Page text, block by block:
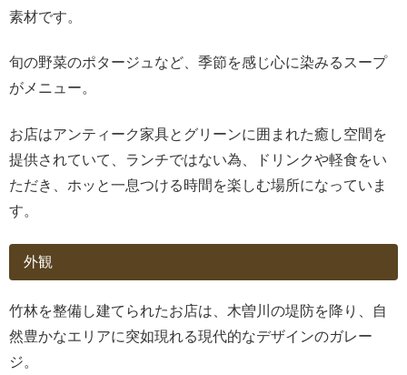
素材です。
旬の野菜のポタージュなど、季節を感じ心に染みるスープ
がメニュー。
お店はアンティーク家具とグリーンに囲まれた癒し空間を
提供されていて、ランチではない為、ドリンクや軽食をい
ただき、ホッと一息つける時間を楽しむ場所になっていま
す。
外観
竹林を整備し建てられたお店は、木曽川の堤防を降り、自
然豊かなエリアに突如現れる現代的なデザインのガレー
ジ。